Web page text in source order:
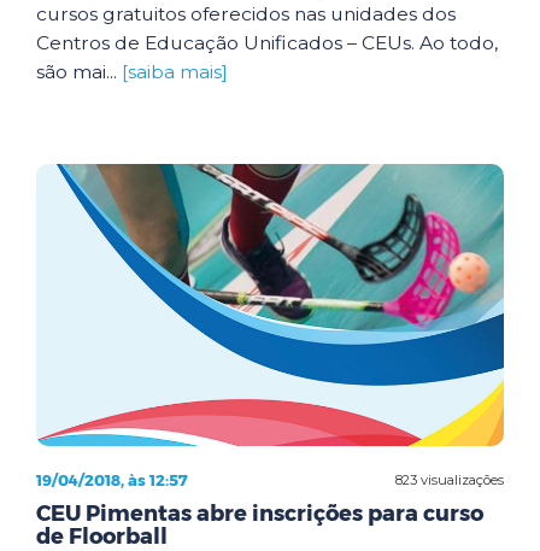
cursos gratuitos oferecidos nas unidades dos
Centros de Educação Unificados – CEUs. Ao todo,
são mai... [saiba mais]
823 visualizações
19/04/2018, às 12:57
CEU Pimentas abre inscrições para curso
de Floorball